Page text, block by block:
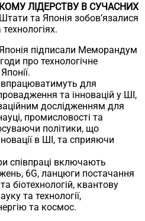
ЛІДЕРСТВУ В СУЧАСНИХ
та Японія зобов’язалися
підписали Меморандум
про технологічне
для
та інновацій у ШІ,
дослідженням для
промисловості та
політики, що
в ШІ, та сприяючи
співпраці включають
6G, ланцюги постачання
біотехнологій, квантову
та технології,
та космос.